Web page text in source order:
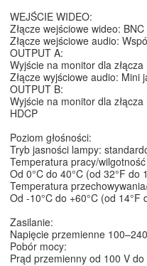
WEJŚCIE WIDEO:
Złącze wejściowe wideo: BNC
Złącze wejściowe audio:
OUTPUT A:
Wyjście na monitor dla
Złącze wyjściowe audio: Mini
OUTPUT B:
Wyjście na monitor dla
HDCP
Poziom głośności:
Tryb jasności lampy:
Temperatura pracy/
Od 0°C do 40°C (od 32°F do
Temperatura
Od -10°C do +60°C (od
Zasilanie:
Napięcie przemienne
Pobór mocy:
Prąd przemienny od 100 V